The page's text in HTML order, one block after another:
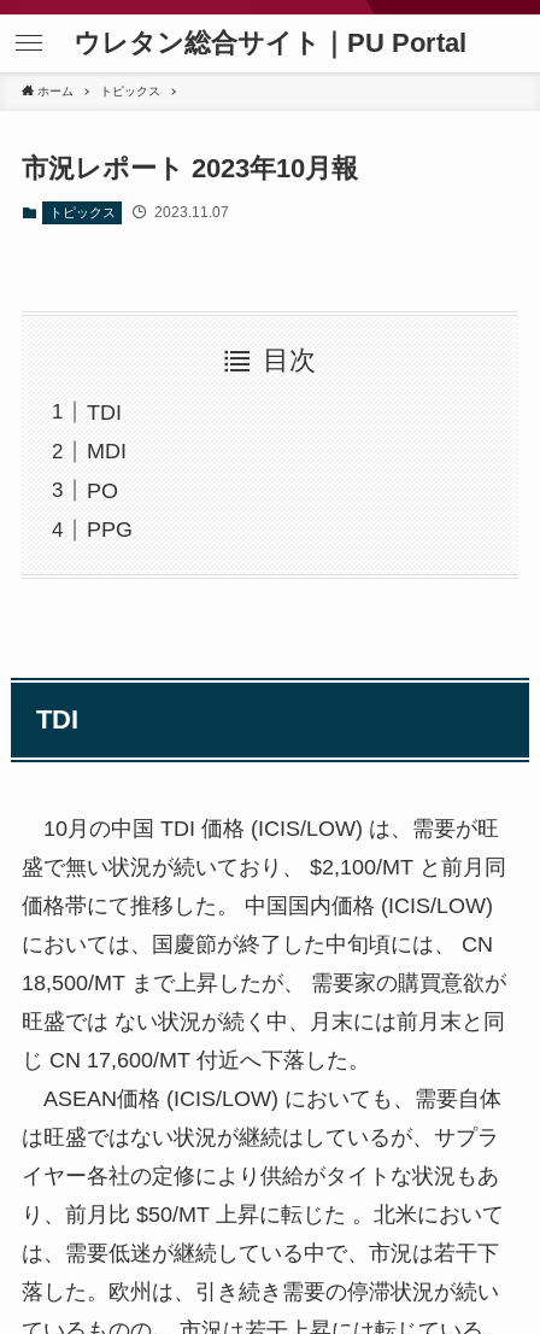
ウレタン総合サイト｜PU Portal
ホーム トピックス
市況レポート 2023年10月報
トピックス 2023.11.07
目次
TDI
MDI
PO
PPG
TDI
10月の中国 TDI 価格 (ICIS/LOW) は、需要が旺
盛で無い状況が続いており、 $2,100/MT と前月同
価格帯にて推移した。 中国国内価格 (ICIS/LOW)
においては、国慶節が終了した中旬頃には、 CN
18,500/MT まで上昇したが、 需要家の購買意欲が
旺盛では ない状況が続く中、月末には前月末と同
じ CN 17,600/MT 付近へ下落した。
ASEAN価格 (ICIS/LOW) においても、需要自体
は旺盛ではない状況が継続はしているが、サプラ
イヤー各社の定修により供給がタイトな状況もあ
り、前月比 $50/MT 上昇に転じた 。北米において
は、需要低迷が継続している中で、市況は若干下
落した。欧州は、引き続き需要の停滞状況が続い